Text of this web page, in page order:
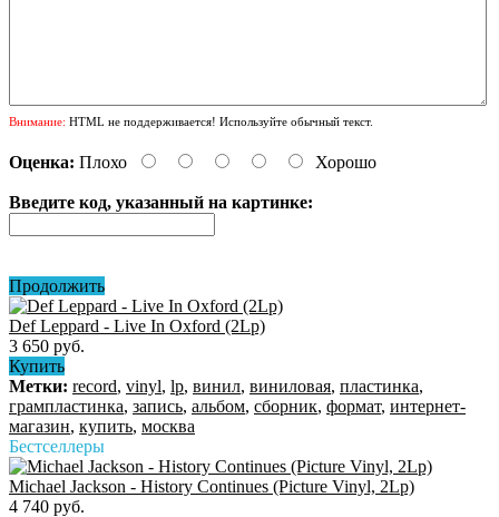
Внимание: HTML не поддерживается! Используйте обычный текст.
Оценка: Плохо Хорошо
Введите код, указанный на картинке:
Продолжить
Def Leppard - Live In Oxford (2Lp)
3 650 руб.
Купить
Метки: record, vinyl, lp, винил, виниловая, пластинка,
грампластинка, запись, альбом, сборник, формат, интернет-
магазин, купить, москва
Бестселлеры
Michael Jackson - History Continues (Picture Vinyl, 2Lp)
4 740 руб.